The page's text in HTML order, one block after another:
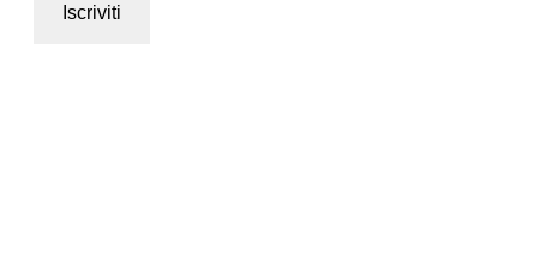
Iscriviti